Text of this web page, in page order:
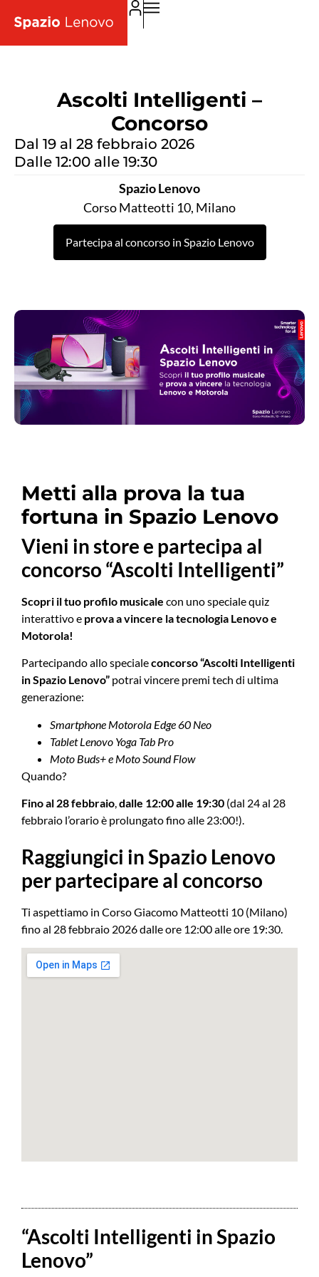
Ascolti Intelligenti –
Concorso
Dal 19 al 28 febbraio 2026
Dalle 12:00 alle 19:30
Spazio Lenovo
Corso Matteotti 10, Milano
Partecipa al concorso in Spazio Lenovo
Metti alla prova la tua
fortuna in Spazio Lenovo
Vieni in store e partecipa al
concorso “Ascolti Intelligenti”
Scopri il tuo profilo musicale con uno speciale quiz
interattivo e prova a vincere la tecnologia Lenovo e
Motorola!
Partecipando allo specialeconcorso “Ascolti Intelligenti
in Spazio Lenovo” potrai vincere premi tech di ultima
generazione:
Smartphone Motorola Edge 60 Neo
Tablet Lenovo Yoga Tab Pro
Moto Buds+ e Moto Sound Flow
Quando?
Fino al 28 febbraio,dalle 12:00 alle 19:30 (dal 24 al 28
febbraio l’orario è prolungato fino alle 23:00!).
Raggiungici in Spazio Lenovo
per partecipare al concorso
Ti aspettiamo in Corso Giacomo Matteotti 10 (Milano)
fino al 28 febbraio 2026 dalle ore 12:00 alle ore 19:30.
“Ascolti Intelligenti in Spazio
Lenovo”